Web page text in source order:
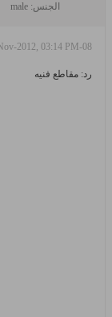
الجنس: male
08-Nov-2012, 03:14 PM
رد: مقاطع فنيه